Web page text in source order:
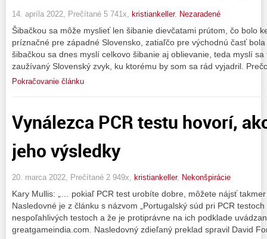
14. apríla 2022, Prečítané 5 741x, kristiankeller, Nezaradené
Šibačkou sa môže myslieť len šibanie dievčatami prútom, čo bolo
príznačné pre západné Slovensko, zatiaľčo pre východnú časť
šibačkou sa dnes myslí celkovo šibanie aj oblievanie, teda myslí
zaužívaný Slovenský zvyk, ku ktorému by som sa rád vyjadril.
Pokračovanie článku
Vynálezca PCR testu hovorí,
jeho výsledky
20. marca 2022, Prečítané 2 949x, kristiankeller, Nekonšpirácie
Kary Mullis: „… pokiaľ PCR test urobíte dobre, môžete nájsť
Nasledovné je z článku s názvom „Portugalský súd pri PCR
nespoľahlivých testoch a že je protiprávne na ich podklade
greatgameindia.com. Nasledovný zdieľaný preklad spravil David